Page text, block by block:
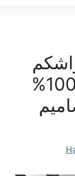
من أشعة الشمس 100%